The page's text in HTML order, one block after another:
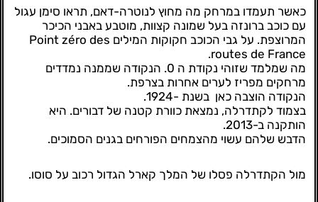
כאשר תעמדו במרחק מה מחוץ לנוטרה-דאם, תראו סימן עגול
עם כוכב ברונזה בעל שמונה קצוות, מוטבע באבני הכיכר
המרוצפת. על גבי הכוכב חקוקות המילים Point zéro des
routes de France.
מה שמלמד שזוהי נקודת ה 0. הנקודה שממנה נמדדים
מרחקים מפריז לערים אחרות בצרפת.
הנקודה הוצבה כאן בשנת -1924.
בצמוד לקתדרלה, נמצאת כוורת קטנה של דבורים. היא
הותקנה ב-2013.
הדבש שלהם עשוי מהצמחים הפורחים בגנים הסמוכים.
מול הקתדרלה פסלו של המלך קארל הגדול רכוב על סוסו.